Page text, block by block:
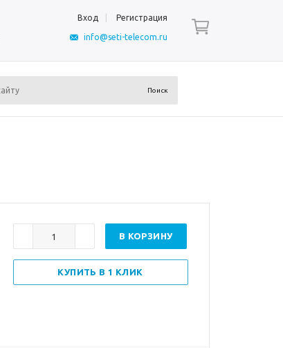
Вход Регистрация
info@seti-telecom.ru
В КОРЗИНУ
КУПИТЬ В 1 КЛИК